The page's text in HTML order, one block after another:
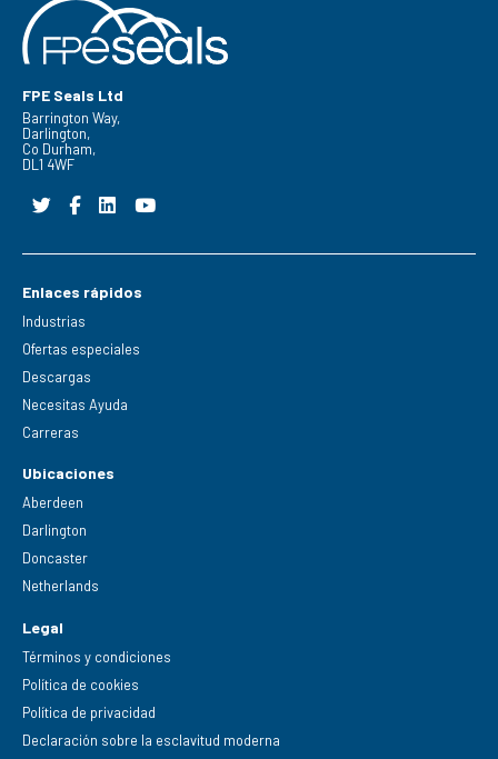
FPE Seals Ltd
Barrington Way,
Darlington,
Co Durham,
DL1 4WF
Enlaces rápidos
Industrias
Ofertas especiales
Descargas
Necesitas Ayuda
Carreras
Ubicaciones
Aberdeen
Darlington
Doncaster
Netherlands
Legal
Términos y condiciones
Política de cookies
Política de privacidad
Declaración sobre la esclavitud moderna